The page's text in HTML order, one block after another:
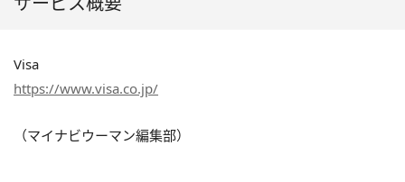
Visa
https://www.visa.co.jp/
（マイナビウーマン編集部）